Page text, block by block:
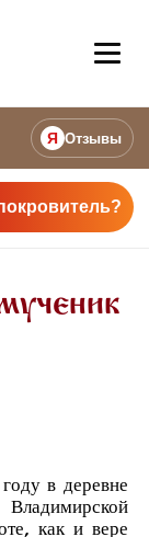
Я Отзывы
в деревне
как и вере